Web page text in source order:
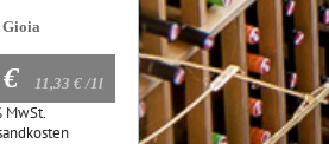
Gioia
11,33 € /1l
MwSt.